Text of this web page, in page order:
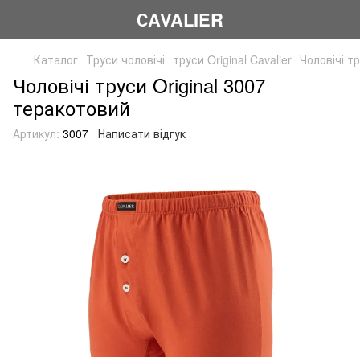
СAVALIER
Каталог Труси чоловічі труси Original Cavalier Чоловічі
Чоловічі труси Original 3007
теракотовий
Артикул: 3007 Написати відгук